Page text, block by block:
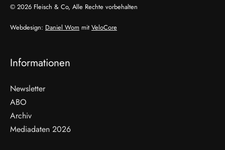
© 2026 Fleisch & Co, Alle Rechte vorbehalten
Webdesign: Daniel Wom mit VeloCore
Informationen
Newsletter
ABO
Archiv
Mediadaten 2026